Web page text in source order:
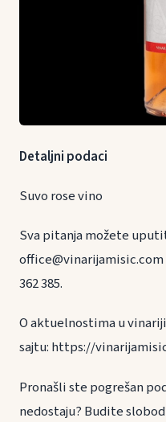
Detaljni podaci
Suvo rose vino
Sva pitanja možete
362 385.
O aktuelnostima u
sajtu: https://
Pronašli ste pogrešan
nedostaju? Budite